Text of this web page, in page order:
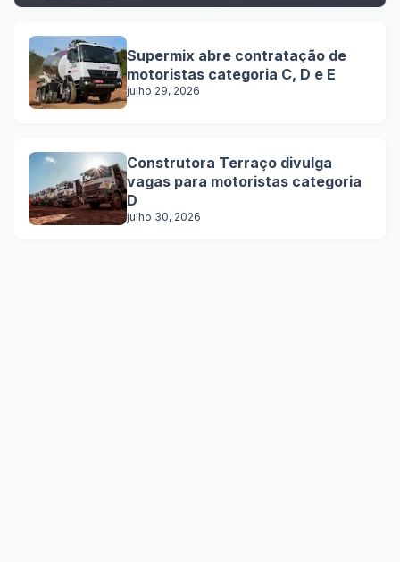
Supermix abre contratação de
motoristas categoria C, D e E
julho 29, 2026
Construtora Terraço divulga
vagas para motoristas categoria
D
julho 30, 2026